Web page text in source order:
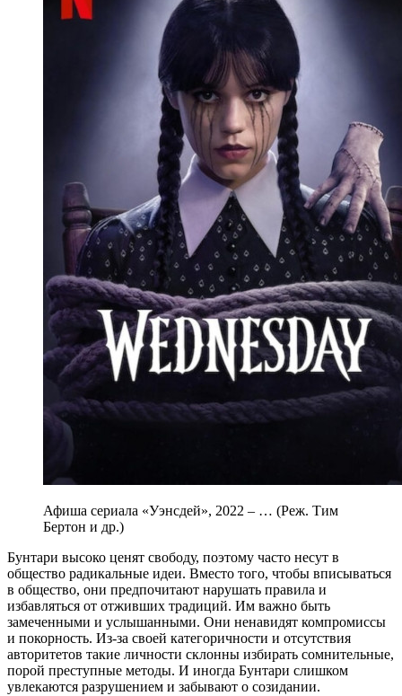
Афиша сериала «Уэнсдей», 2022 – … (Реж. Тим
Бертон и др.)
Бунтари высоко ценят свободу, поэтому часто несут в
общество радикальные идеи. Вместо того, чтобы вписываться
в общество, они предпочитают нарушать правила и
избавляться от отживших традиций. Им важно быть
замеченными и услышанными. Они ненавидят компромиссы
и покорность. Из-за своей категоричности и отсутствия
авторитетов такие личности склонны избирать сомнительные,
порой преступные методы. И иногда Бунтари слишком
увлекаются разрушением и забывают о созидании.